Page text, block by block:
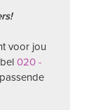
voor jou
020 -